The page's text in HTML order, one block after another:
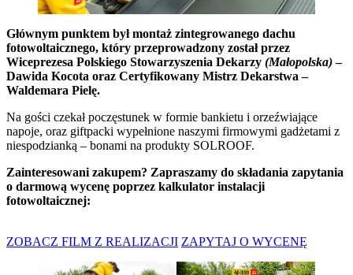
Głównym punktem był montaż zintegrowanego dachu
fotowoltaicznego, który przeprowadzony został przez
Wiceprezesa Polskiego Stowarzyszenia Dekarzy (Małopolska)–
Dawida Kocota oraz Certyfikowany Mistrz Dekarstwa –
Waldemara Pielę.
Na gości czekał poczęstunek w formie bankietu i orzeźwiające
napoje, oraz giftpacki wypełnione naszymi firmowymi gadżetami z
niespodzianką – bonami na produkty SOLROOF.
Zainteresowani zakupem? Zapraszamy do składania zapytania
o darmową wycenę poprzez kalkulator instalacji
fotowoltaicznej:
ZOBACZ FILM Z REALIZACJI ZAPYTAJ O WYCENĘ